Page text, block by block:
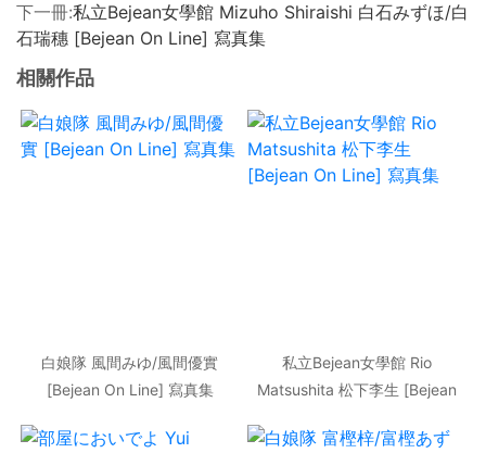
下一冊:私立Bejean女學館 Mizuho Shiraishi 白石みずほ/白
石瑞穗 [Bejean On Line] 寫真集
相關作品
白娘隊 風間みゆ/風間優實
[Bejean On Line] 寫真集
私立Bejean女學館 Rio
Matsushita 松下李生 [Bejean